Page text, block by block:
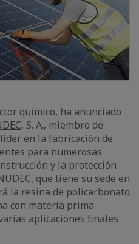
químico, ha anunciado
, S. A., miembro de
en la fabricación de
para numerosas
y la protección
que tiene su sede en
la resina de policarbonato
con materia prima
aplicaciones finales